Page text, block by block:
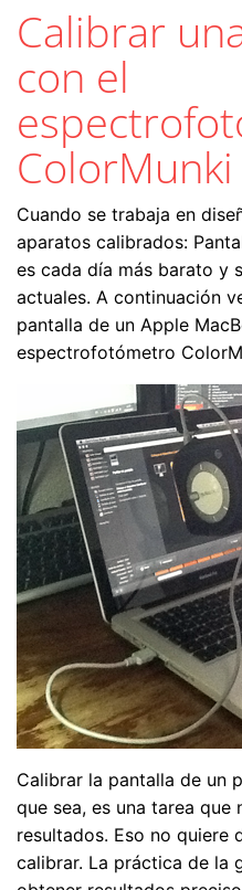
Calibrar
con el
ColorMunki
Cuando se trabaja en
aparatos calibrados:
es cada día más barato y
actuales. A continuación
pantalla de un Apple
espectrofotómetro
Calibrar la pantalla de un
que sea, es una tarea
resultados. Eso no quiere
calibrar. La práctica de la